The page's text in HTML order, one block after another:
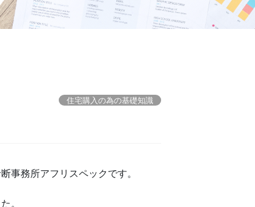
住宅購入の為の基礎知識
事務所アフリスペックです。
。